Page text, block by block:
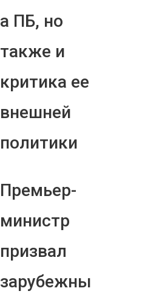
а ПБ, но
также и
критика ее
внешней
политики
Премьер-
министр
призвал
зарубежны